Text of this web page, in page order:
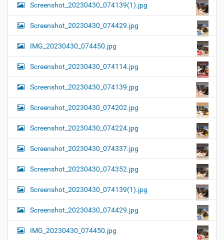
Screenshot_20230430_074139(1).jpg
Screenshot_20230430_074429.jpg
IMG_20230430_074450.jpg
Screenshot_20230430_074114.jpg
Screenshot_20230430_074139.jpg
Screenshot_20230430_074202.jpg
Screenshot_20230430_074224.jpg
Screenshot_20230430_074337.jpg
Screenshot_20230430_074352.jpg
Screenshot_20230430_074139(1).jpg
Screenshot_20230430_074429.jpg
IMG_20230430_074450.jpg